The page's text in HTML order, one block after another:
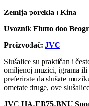
Zemlja porekla : Kina
Uvoznik Flutto doo
Proizvođač: JVC
Slušalice su praktičan i
omiljenoj muzici, igrama
preferirate da slušate
ometate druge, ove
JVC HA-EB75-BNU